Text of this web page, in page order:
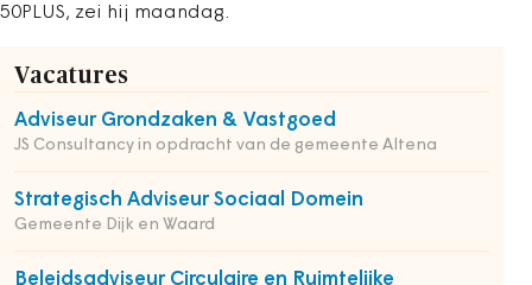
50PLUS, zei hij maandag.
Vacatures
Adviseur Grondzaken & Vastgoed
JS Consultancy in opdracht van de gemeente Altena
Strategisch Adviseur Sociaal Domein
Gemeente Dijk en Waard
Beleidsadviseur Circulaire en Ruimtelijke